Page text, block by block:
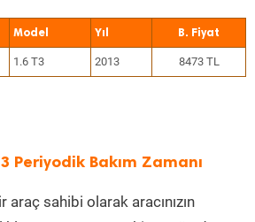
Model Yıl
1.6 T3 2013 8473 TL
Periyodik Bakım Zamanı
araç sahibi olarak aracınızın